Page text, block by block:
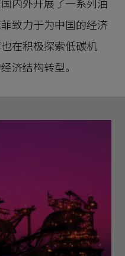
内外开展了一系列油
致力于为中国的经济
在积极探索低碳机
济结构转型。